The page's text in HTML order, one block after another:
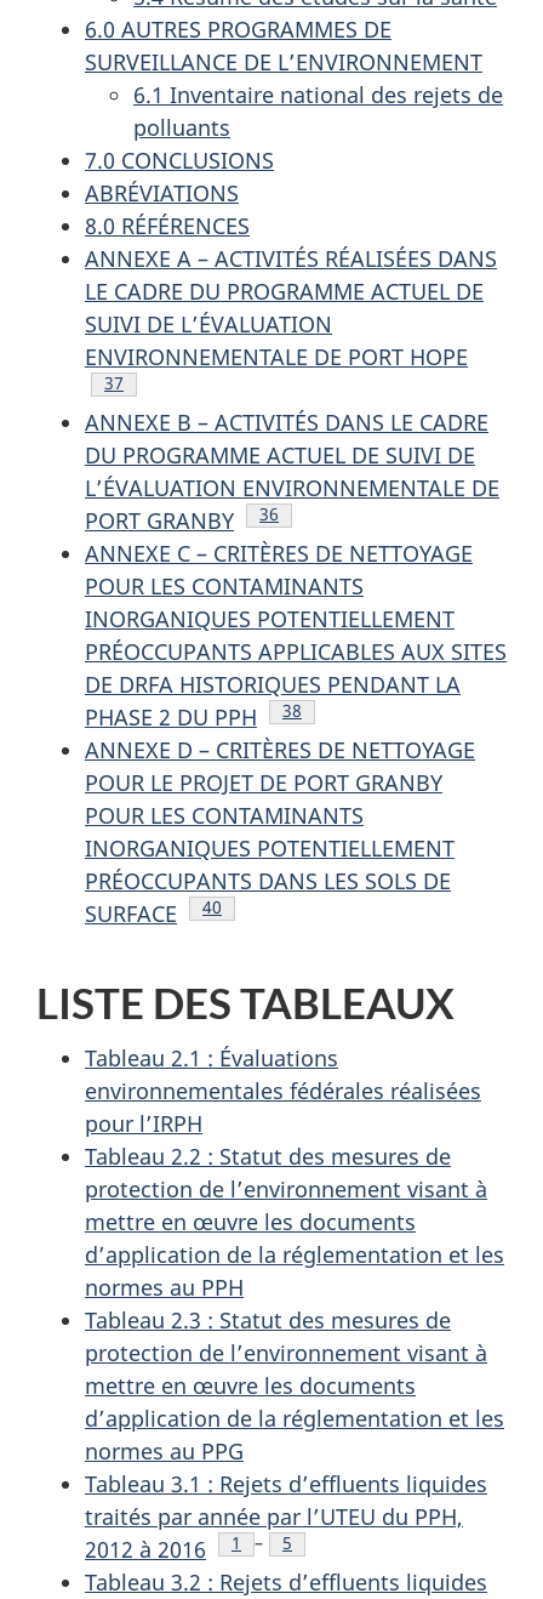
6.0 AUTRES PROGRAMMES DE
SURVEILLANCE DE L’ENVIRONNEMENT
6.1 Inventaire national des rejets de
polluants
7.0 CONCLUSIONS
ABRÉVIATIONS
8.0 RÉFÉRENCES
ANNEXE A – ACTIVITÉS RÉALISÉES DANS
LE CADRE DU PROGRAMME ACTUEL DE
SUIVI DE L’ÉVALUATION
ENVIRONNEMENTALE DE PORT HOPE
Note de bas de page
37
ANNEXE B – ACTIVITÉS DANS LE CADRE
DU PROGRAMME ACTUEL DE SUIVI DE
L’ÉVALUATION ENVIRONNEMENTALE DE
PORT GRANBY
Note de bas de page
36
ANNEXE C – CRITÈRES DE NETTOYAGE
POUR LES CONTAMINANTS
INORGANIQUES POTENTIELLEMENT
PRÉOCCUPANTS APPLICABLES AUX SITES
DE DRFA HISTORIQUES PENDANT LA
PHASE 2 DU PPH
Note de bas de page
38
ANNEXE D – CRITÈRES DE NETTOYAGE
POUR LE PROJET DE PORT GRANBY
POUR LES CONTAMINANTS
INORGANIQUES POTENTIELLEMENT
PRÉOCCUPANTS DANS LES SOLS DE
SURFACE
Note de bas de page
40
LISTE DES TABLEAUX
Tableau 2.1 : Évaluations
environnementales fédérales réalisées
pour l’IRPH
Tableau 2.2 : Statut des mesures de
protection de l’environnement visant à
mettre en œuvre les documents
d’application de la réglementation et les
normes au PPH
Tableau 2.3 : Statut des mesures de
protection de l’environnement visant à
mettre en œuvre les documents
d’application de la réglementation et les
normes au PPG
Tableau 3.1 : Rejets d’effluents liquides
traités par année par l’UTEU du PPH,
2012 à 2016
Note de bas de page
1 – Note de bas de page
5
Tableau 3.2 : Rejets d’effluents liquides